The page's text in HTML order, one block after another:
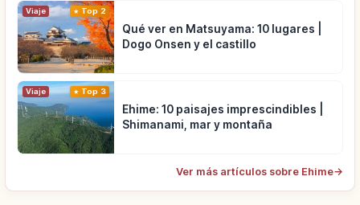
Viaje Top 2
Qué ver en Matsuyama: 10 lugares |
Dogo Onsen y el castillo
Viaje Top 3
Ehime: 10 paisajes imprescindibles |
Shimanami, mar y montaña
Ver más artículos sobre Ehime→